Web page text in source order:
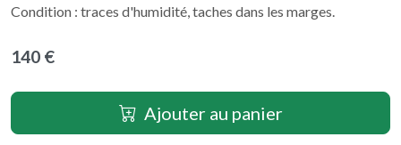
Condition : traces d'humidité, taches dans les marges.
140 €
Ajouter au panier